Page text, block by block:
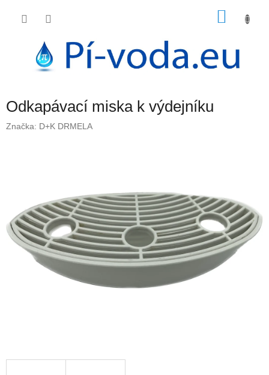
Odkapávací miska k výdejníku
Značka: D+K DRMELA